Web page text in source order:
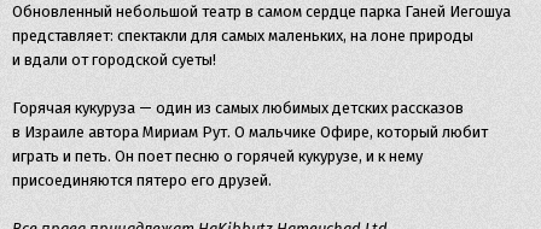
Обновленный небольшой театр в самом сердце парка Ганей Иегошуа
представляет: спектакли для самых маленьких, на лоне природы
и вдали от городской суеты!
Горячая кукуруза — один из самых любимых детских рассказов
в Израиле автора Мириам Рут. О мальчике Офире, который любит
играть и петь. Он поет песню о горячей кукурузе, и к нему
присоединяются пятеро его друзей.